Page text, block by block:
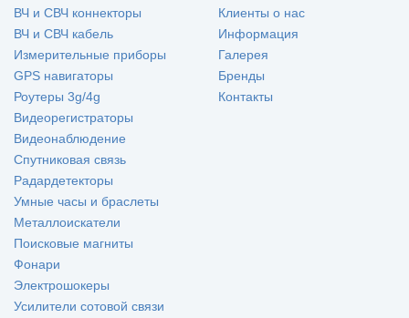
ВЧ и СВЧ коннекторы
ВЧ и СВЧ кабель
Измерительные приборы
GPS навигаторы
Роутеры 3g/4g
Видеорегистраторы
Видеонаблюдение
Спутниковая связь
Радардетекторы
Умные часы и браслеты
Металлоискатели
Поисковые магниты
Фонари
Электрошокеры
Усилители сотовой связи
Клиенты о нас
Информация
Галерея
Бренды
Контакты